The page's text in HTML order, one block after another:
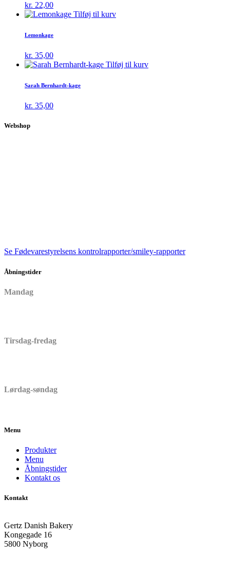
kr. 22,00
Tilføj til kurv
Lemonkage
kr. 35,00
Tilføj til kurv
Sarah Bernhardt-kage
kr. 35,00
Webshop
Se Fødevarestyrelsens kontrolrapporter/smiley-rapporter
Åbningstider
Mandag
Tirsdag-fredag
Lørdag-søndag
Menu
Produkter
Menu
Åbningstider
Kontakt os
Kontakt
Gertz Danish Bakery
Kongegade 16
5800 Nyborg